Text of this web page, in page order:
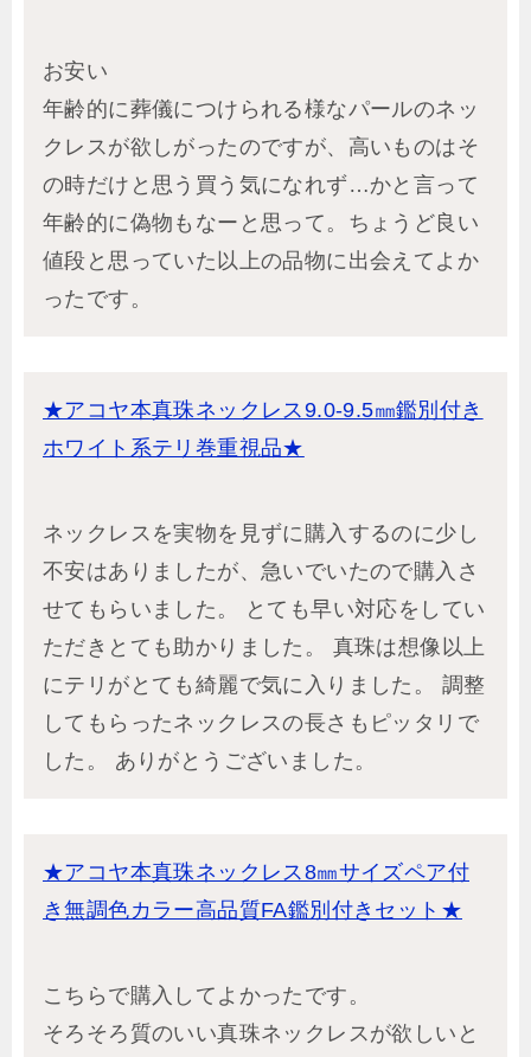
お安い
年齢的に葬儀につけられる様なパールのネッ
クレスが欲しがったのですが、高いものはそ
の時だけと思う買う気になれず…かと言って
年齢的に偽物もなーと思って。ちょうど良い
値段と思っていた以上の品物に出会えてよか
ったです。
★アコヤ本真珠ネックレス9.0-9.5㎜鑑別付き
ホワイト系テリ巻重視品★
ネックレスを実物を見ずに購入するのに少し
不安はありましたが、急いでいたので購入さ
せてもらいました。 とても早い対応をしてい
ただきとても助かりました。 真珠は想像以上
にテリがとても綺麗で気に入りました。 調整
してもらったネックレスの長さもピッタリで
した。 ありがとうございました。
★アコヤ本真珠ネックレス8㎜サイズペア付
き無調色カラー高品質FA鑑別付きセット★
こちらで購入してよかったです。
そろそろ質のいい真珠ネックレスが欲しいと